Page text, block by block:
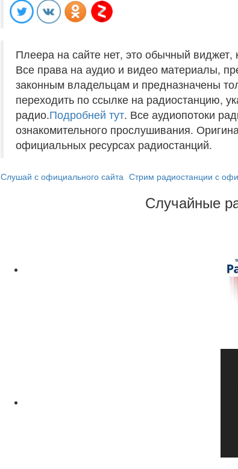
Плеера на сайте нет, это обычный виджет,
Все права на аудио и видео материалы,
законным владельцам и предназначены
переходить по ссылке на радиостанцию,
радио.Подробней тут. Все аудиопотоки
ознакомительного прослушивания.
официальных ресурсах радиостанций.
Слушай с официального сайта Стрим радиостанции с
Случайные